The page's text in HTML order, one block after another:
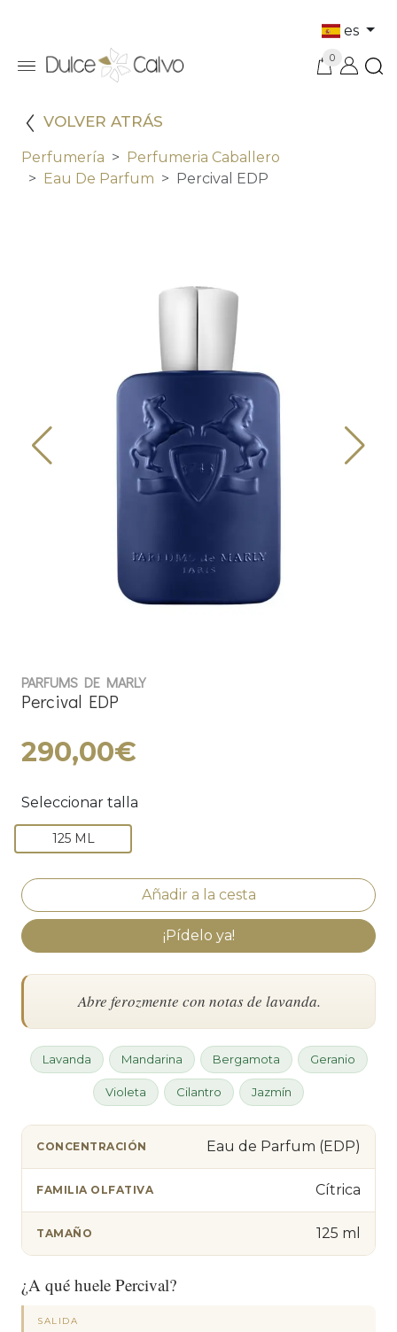
es
0
VOLVER ATRÁS
Perfumería
Perfumeria Caballero
Eau De Parfum
Percival EDP
PARFUMS DE MARLY
Percival EDP
290,00€
Seleccionar talla
125 ML
¡Pídelo ya!
Abre ferozmente con notas de lavanda.
Lavanda Mandarina Bergamota Geranio
Violeta Cilantro Jazmín
CONCENTRACIÓN Eau de Parfum (EDP)
FAMILIA OLFATIVA Cítrica
TAMAÑO 125 ml
¿A qué huele Percival?
SALIDA